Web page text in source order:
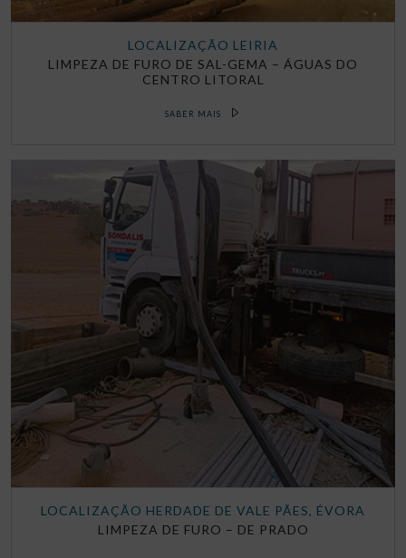
LOCALIZAÇÃO LEIRIA
LIMPEZA DE FURO DE SAL-GEMA – ÁGUAS DO
CENTRO LITORAL
SABER MAIS
LOCALIZAÇÃO HERDADE DE VALE PÃES, ÉVORA
LIMPEZA DE FURO – DE PRADO